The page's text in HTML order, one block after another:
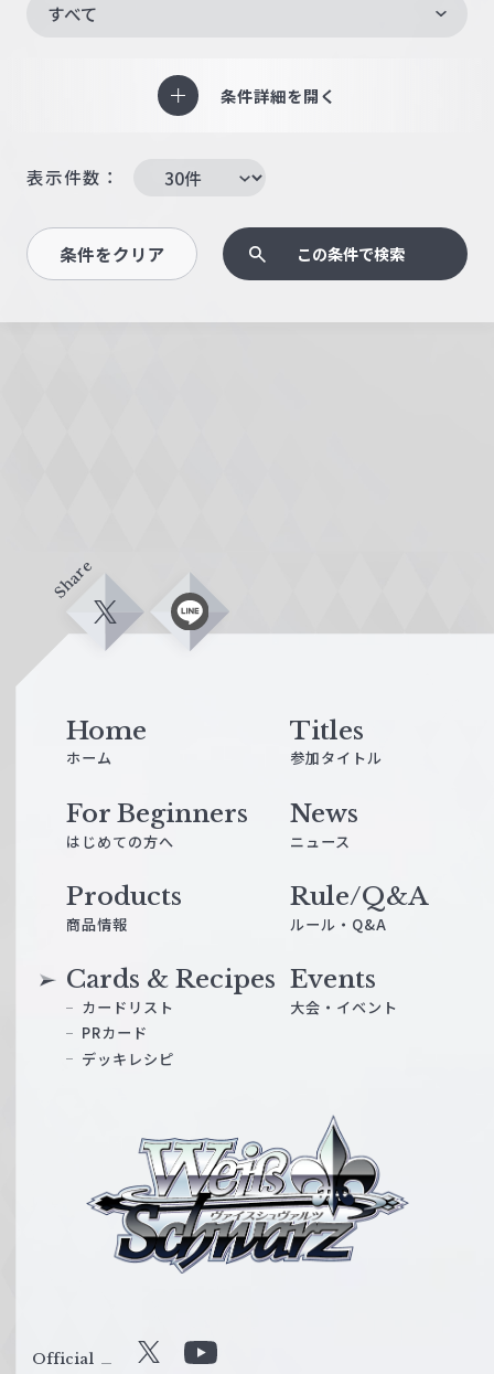
すべて
条件詳細を開く
表示件数：
条件をクリア この条件で検索
Share
X L
ス
ル
Home
ホーム
Titles
参加タイトル
For Beginners
はじめての方へ
News
ニュース
Products
商品情報
Cards & Recipes
カードリスト
PRカード
デッキレシピ
Events
大会・イベント
Rule/Q&A
ルール・Q&A
Official X